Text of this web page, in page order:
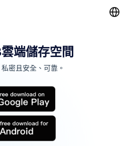
端儲存空間
密且安全、可靠。